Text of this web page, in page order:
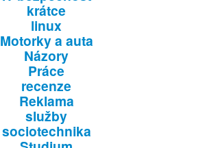
krátce
linux
Motorky a auta
Názory
Práce
recenze
Reklama
služby
sociotechnika